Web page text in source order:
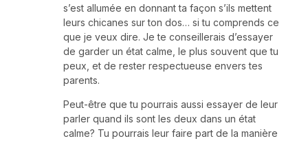
s’est allumée en donnant ta façon s’ils mettent
leurs chicanes sur ton dos… si tu comprends ce
que je veux dire. Je te conseillerais d’essayer
de garder un état calme, le plus souvent que tu
peux, et de rester respectueuse envers tes
parents.
Peut-être que tu pourrais aussi essayer de leur
parler quand ils sont les deux dans un état
calme? Tu pourrais leur faire part de la manière